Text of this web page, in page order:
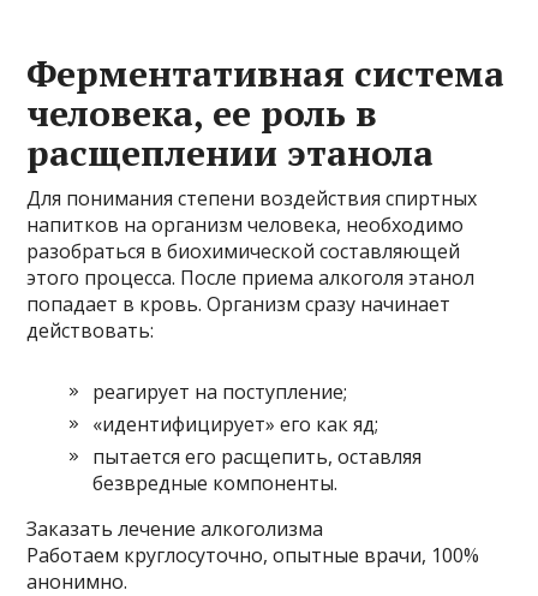
Ферментативная система
человека, ее роль в
расщеплении этанола
Для понимания степени воздействия спиртных
напитков на организм человека, необходимо
разобраться в биохимической составляющей
этого процесса. После приема алкоголя этанол
попадает в кровь. Организм сразу начинает
действовать:
реагирует на поступление;
«идентифицирует» его как яд;
пытается его расщепить, оставляя
безвредные компоненты.
Заказать лечение алкоголизма
Работаем круглосуточно, опытные врачи, 100%
анонимно.